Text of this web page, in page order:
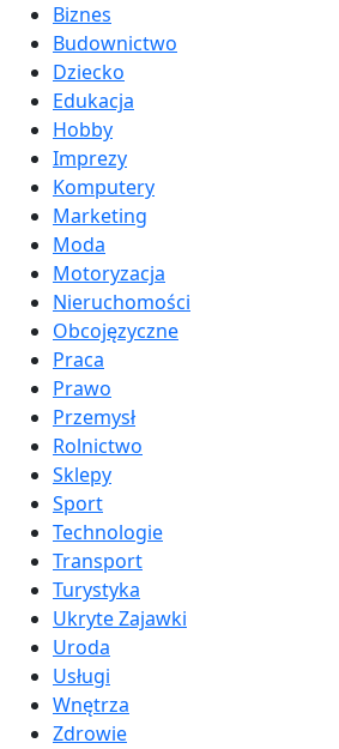
Biznes
Budownictwo
Dziecko
Edukacja
Hobby
Imprezy
Komputery
Marketing
Moda
Motoryzacja
Nieruchomości
Obcojęzyczne
Praca
Prawo
Przemysł
Rolnictwo
Sklepy
Sport
Technologie
Transport
Turystyka
Ukryte Zajawki
Uroda
Usługi
Wnętrza
Zdrowie